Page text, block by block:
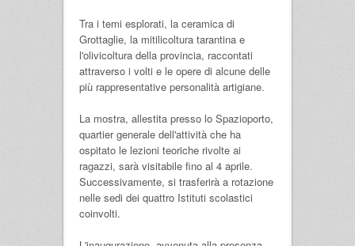
Tra i temi esplorati, la ceramica di
Grottaglie, la mitilicoltura tarantina e
l'olivicoltura della provincia, raccontati
attraverso i volti e le opere di alcune delle
più rappresentative personalità artigiane.
La mostra, allestita presso lo Spazioporto,
quartier generale dell'attività che ha
ospitato le lezioni teoriche rivolte ai
ragazzi, sarà visitabile fino al 4 aprile.
Successivamente, si trasferirà a rotazione
nelle sedi dei quattro Istituti scolastici
coinvolti.